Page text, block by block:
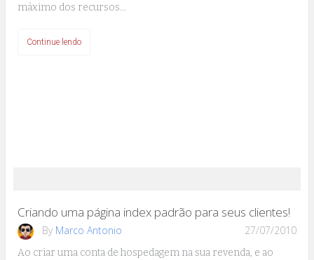
máximo dos recursos…
Continue lendo
Criando uma página index padrão para seus clientes!
By Marco Antonio 27/07/2010
Ao criar uma conta de hospedagem na sua revenda, e ao